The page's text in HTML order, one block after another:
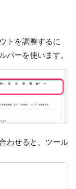
トを調整するに
バーを使います。
わせると、ツール